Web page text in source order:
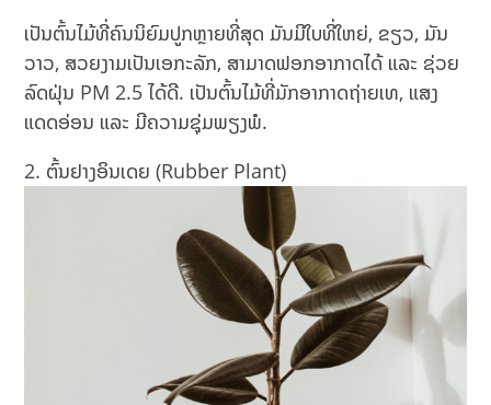
ເປັນຕົ້ນໄມ້ທີ່ຄົນນິຍົມປູກຫຼາຍທີ່ສຸດ ມັນມີໃບທີ່ໃຫຍ່, ຂຽວ, ມັນ
ວາວ, ສວຍງາມເປັນເອກະລັກ, ສາມາດຟອກອາກາດໄດ້ ແລະ ຊ່ວຍ
ລົດຝຸ່ນ PM 2.5 ໄດ້ດີ. ເປັນຕົ້ນໄມ້ທີ່ມັກອາກາດຖ່າຍເທ, ແສງ
ແດດອ່ອນ ແລະ ມີຄວາມຊຸ່ມພຽງພໍ.
ຕົ້ນຢາງອິນເດຍ (Rubber Plant)